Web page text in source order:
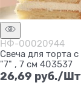
НФ-00020944
Свеча для торта
"7" , 7 см 403537
26,69 руб./